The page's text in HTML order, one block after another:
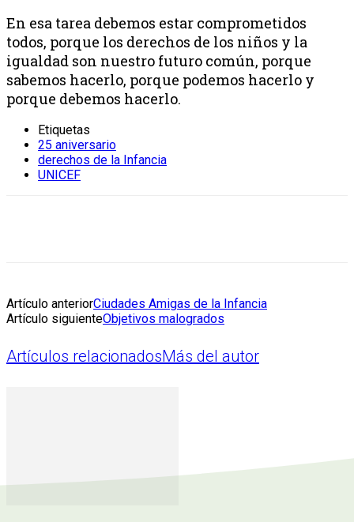
En esa tarea debemos estar comprometidos
todos, porque los derechos de los niños y la
igualdad son nuestro futuro común, porque
sabemos hacerlo, porque podemos hacerlo y
porque debemos hacerlo.
Etiquetas
25 aniversario
derechos de la Infancia
UNICEF
Artículo anteriorCiudades Amigas de la Infancia
Artículo siguienteObjetivos malogrados
Artículos relacionadosMás del autor